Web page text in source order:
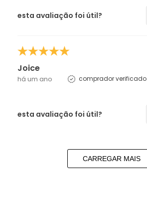
esta avaliação foi útil?
Joice
há um ano comprador verificado
esta avaliação foi útil?
CARREGAR MAIS